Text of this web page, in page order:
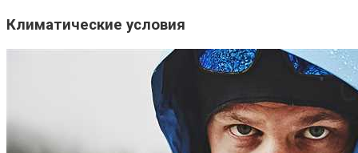
Климатические условия